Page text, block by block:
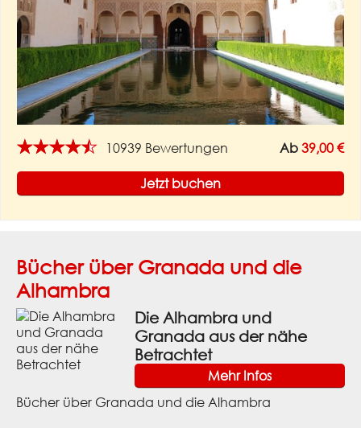
★★★★★ 10939 Bewertungen Ab 39,00 €
Jetzt buchen
Bücher über Granada und die
Alhambra
Die Alhambra und
Granada aus der nähe
Betrachtet
Mehr Infos
Bücher über Granada und die Alhambra